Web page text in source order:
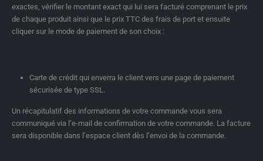
exactes, vérifier le montant exact qui lui sera facturé comprenant le prix
de chaque produit ainsi que le prix TTC des frais de port et ensuite
cliquer sur le mode de paiement de son choix :
Carte de crédit qui enverra le client vers une page de paiement
sécurisée de type SSL.
Un récapitulatif des informations de votre commande vous sera
communiqué via l’e-mail de confirmation de votre commande. La facture
sera disponible dans l’espace client dès l’envoi de la commande.